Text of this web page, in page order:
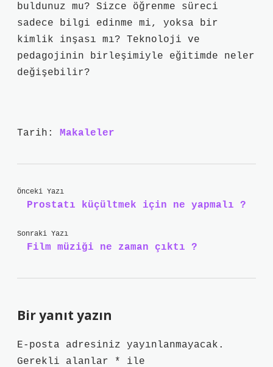
buldunuz mu? Sizce öğrenme süreci
sadece bilgi edinme mi, yoksa bir
kimlik inşası mı? Teknoloji ve
pedagojinin birleşimiyle eğitimde neler
değişebilir?
Tarih: Makaleler
Önceki Yazı
Prostatı küçültmek için ne yapmalı ?
Sonraki Yazı
Film müziği ne zaman çıktı ?
Bir yanıt yazın
E-posta adresiniz yayınlanmayacak.
Gerekli alanlar
* ile